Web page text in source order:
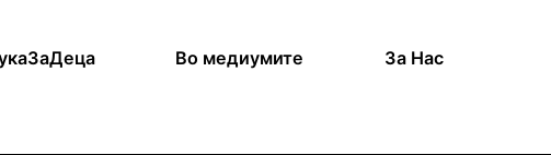
Во медиумите За Нас